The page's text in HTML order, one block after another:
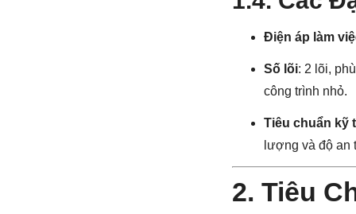
Điện áp làm
Số lõi: 2 lõi,
công trình nhỏ.
Tiêu chuẩn kỹ
lượng và độ an
2. Tiêu